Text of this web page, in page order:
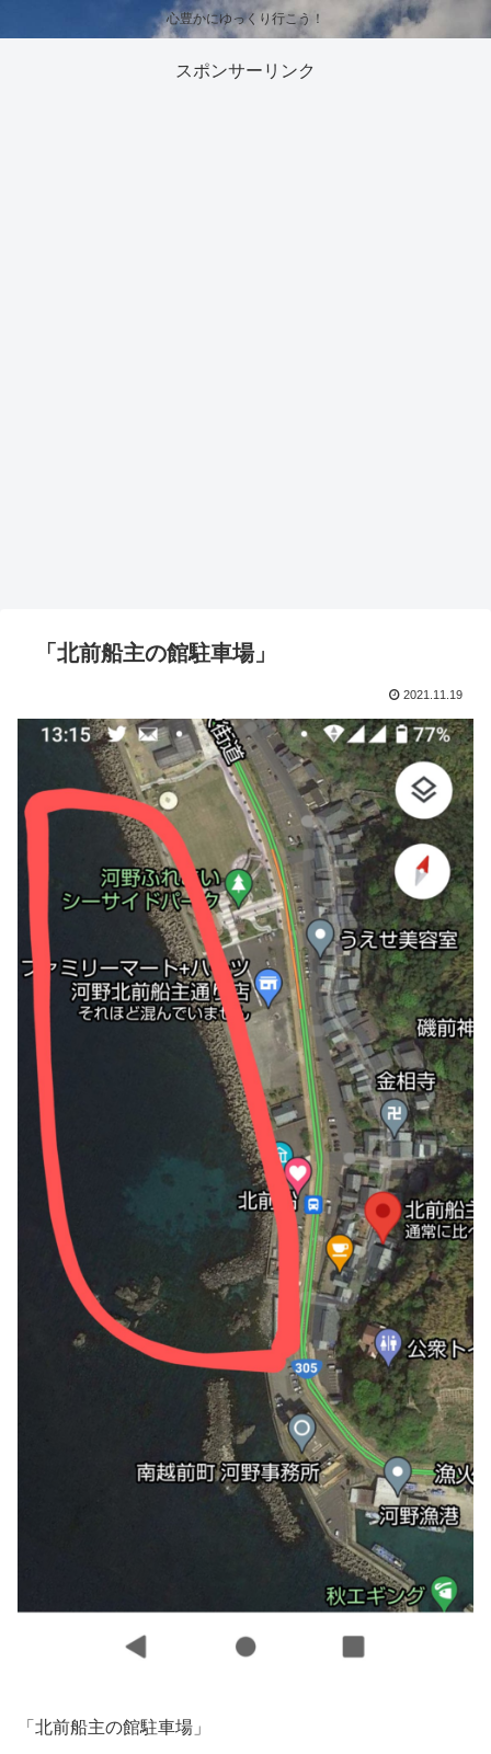
心豊かにゆっくり行こう！
スポンサーリンク
「北前船主の館駐車場」
2021.11.19
「北前船主の館駐車場」